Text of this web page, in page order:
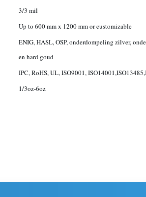
3/3 mil
Up to 600 mm x 1200 mm or customizable
ENIG, HASL, OSP, onderdompeling zilver,
en hard goud
IPC, RoHS, UL, ISO9001,
1/3oz-6oz